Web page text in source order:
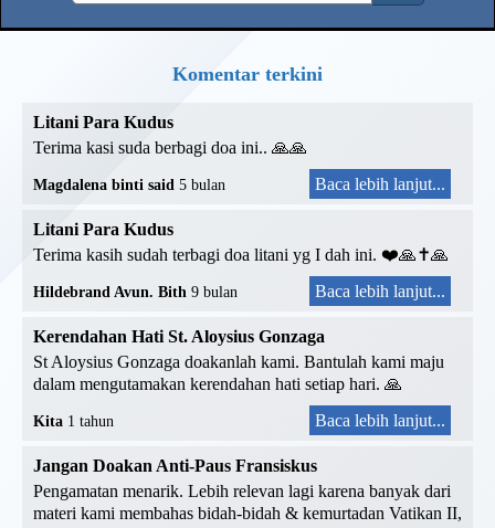
Komentar terkini
Litani Para Kudus
Terima kasi suda berbagi doa ini.. 🙏🙏
Magdalena binti said 5 bulan Baca lebih lanjut...
Litani Para Kudus
Terima kasih sudah terbagi doa litani yg I dah ini. ❤️🙏✝️🙏
Hildebrand Avun. Bith 9 bulan Baca lebih lanjut...
Kerendahan Hati St. Aloysius Gonzaga
St Aloysius Gonzaga doakanlah kami. Bantulah kami maju
dalam mengutamakan kerendahan hati setiap hari. 🙏
Kita 1 tahun Baca lebih lanjut...
Jangan Doakan Anti-Paus Fransiskus
Pengamatan menarik. Lebih relevan lagi karena banyak dari
materi kami membahas bidah-bidah & kemurtadan Vatikan II,